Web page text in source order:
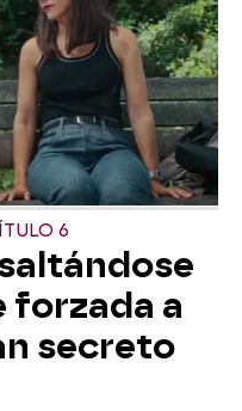
6
forzada a
secreto